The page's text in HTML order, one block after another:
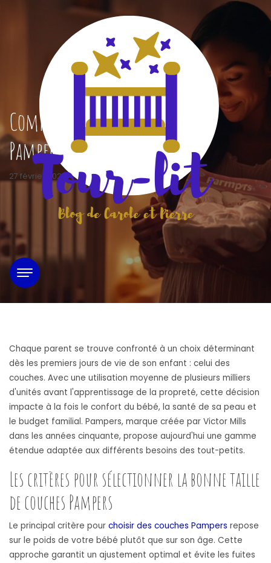
Comment choisir des couches
Pampers pour votre bébé
27 février 2026 | tour-lit 0 Commentaires
Chaque parent se trouve confronté à un choix déterminant
dès les premiers jours de vie de son enfant : celui des
couches. Avec une utilisation moyenne de plusieurs milliers
d'unités avant l'apprentissage de la propreté, cette décision
impacte à la fois le confort du bébé, la santé de sa peau et
le budget familial. Pampers, marque créée par Victor Mills
dans les années cinquante, propose aujourd'hui une gamme
étendue adaptée aux différents besoins des tout-petits.
Les critères pour sélectionner la bonne taille
de couches Pampers
Le principal critère pour choisir des couches Pampers repose
sur le poids de votre bébé plutôt que sur son âge. Cette
approche garantit un ajustement optimal et évite les fuites